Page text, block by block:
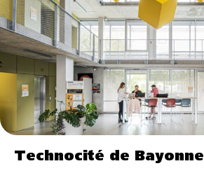
Technocité de Bayonne